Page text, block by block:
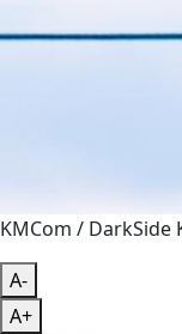
KMCom / DarkSide
A-
A+